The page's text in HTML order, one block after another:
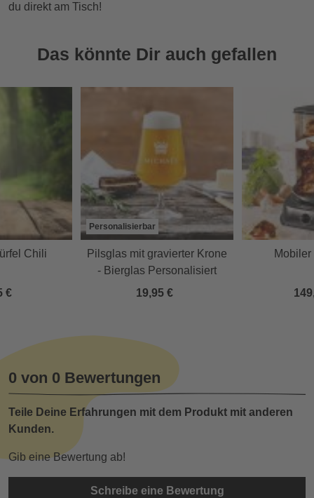
du direkt am Tisch!
Das könnte Dir auch gefallen
Chili
€
Personalisierbar
Pilsglas mit gravierter Krone
- Bierglas Personalisiert
19,95 €
0 von 0 Bewertungen
Teile Deine Erfahrungen mit dem Produkt mit anderen
Kunden.
Gib eine Bewertung ab!
Schreibe eine Bewertung